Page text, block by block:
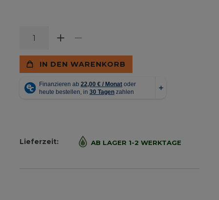
IN DEN WARENKORB
Lieferzeit: AB LAGER 1-2 WERKTAGE